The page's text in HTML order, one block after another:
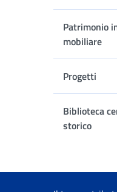
Patrimonio
mobiliare
Progetti
Apri
Biblioteca
storico